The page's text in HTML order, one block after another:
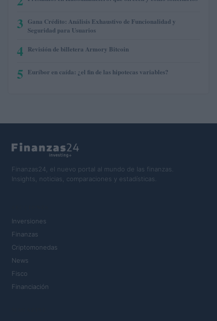
3 Gana Crédito: Análisis Exhaustivo de Funcionalidad y
Seguridad para Usuarios
4 Revisión de billetera Armory Bitcoin
5 Euríbor en caída: ¿el fin de las hipotecas variables?
Finanzas24, el nuevo portal al mundo de las finanzas.
Insights, noticias, comparaciones y estadísticas.
Inversiones
Finanzas
Criptomonedas
News
Fisco
Financiación